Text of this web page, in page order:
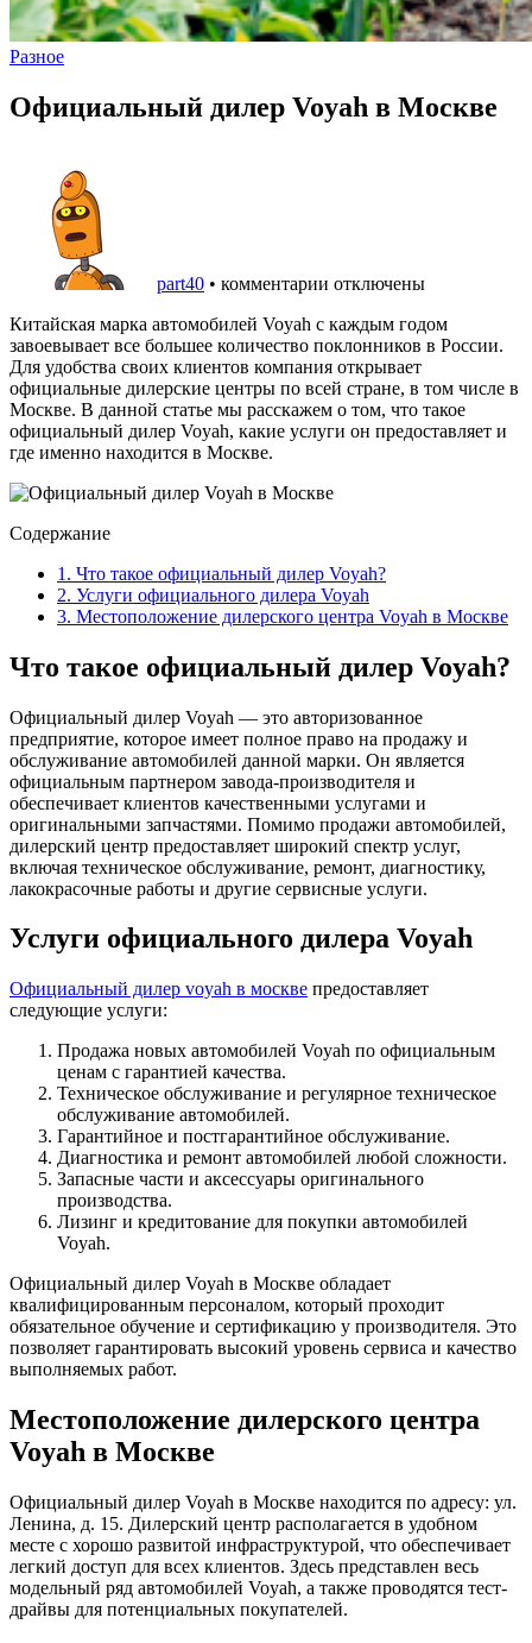
Разное
Официальный дилер Voyah в Москве
part40 • комментарии отключены
Китайская марка автомобилей Voyah с каждым годом
завоевывает все большее количество поклонников в России.
Для удобства своих клиентов компания открывает
официальные дилерские центры по всей стране, в том числе в
Москве. В данной статье мы расскажем о том, что такое
официальный дилер Voyah, какие услуги он предоставляет и
где именно находится в Москве.
Содержание
1. Что такое официальный дилер Voyah?
2. Услуги официального дилера Voyah
3. Местоположение дилерского центра Voyah в Москве
Что такое официальный дилер Voyah?
Официальный дилер Voyah — это авторизованное
предприятие, которое имеет полное право на продажу и
обслуживание автомобилей данной марки. Он является
официальным партнером завода-производителя и
обеспечивает клиентов качественными услугами и
оригинальными запчастями. Помимо продажи автомобилей,
дилерский центр предоставляет широкий спектр услуг,
включая техническое обслуживание, ремонт, диагностику,
лакокрасочные работы и другие сервисные услуги.
Услуги официального дилера Voyah
Официальный дилер voyah в москве предоставляет
следующие услуги:
Продажа новых автомобилей Voyah по официальным
ценам с гарантией качества.
Техническое обслуживание и регулярное техническое
обслуживание автомобилей.
Гарантийное и постгарантийное обслуживание.
Диагностика и ремонт автомобилей любой сложности.
Запасные части и аксессуары оригинального
производства.
Лизинг и кредитование для покупки автомобилей
Voyah.
Официальный дилер Voyah в Москве обладает
квалифицированным персоналом, который проходит
обязательное обучение и сертификацию у производителя. Это
позволяет гарантировать высокий уровень сервиса и качество
выполняемых работ.
Местоположение дилерского центра
Voyah в Москве
Официальный дилер Voyah в Москве находится по адресу: ул.
Ленина, д. 15. Дилерский центр располагается в удобном
месте с хорошо развитой инфраструктурой, что обеспечивает
легкий доступ для всех клиентов. Здесь представлен весь
модельный ряд автомобилей Voyah, а также проводятся тест-
драйвы для потенциальных покупателей.